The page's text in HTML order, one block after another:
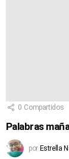
0 Compartidos
Palabras
por Estrella